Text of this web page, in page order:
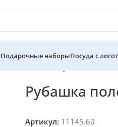
Подарочные наборыПосуда с
Рубашка
Артикул: 11145.60